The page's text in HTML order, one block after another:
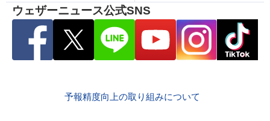
ウェザーニュース公式SNS
予報精度向上の取り組みについて